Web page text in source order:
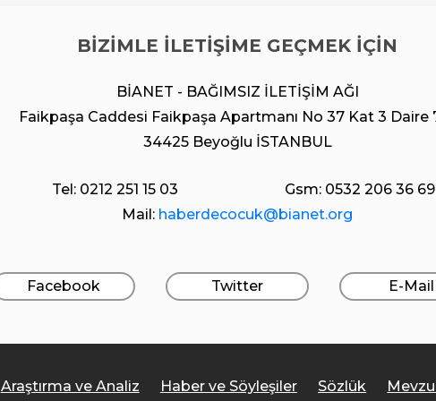
BİZİMLE İLETİŞİME GEÇMEK İÇİN
BİANET - BAĞIMSIZ İLETİŞİM AĞI
Faikpaşa Caddesi Faikpaşa Apartmanı No 37 Kat 3 Daire
34425 Beyoğlu İSTANBUL
Tel: 0212 251 15 03
Gsm: 0532 206 36 69
Mail: haberdecocuk@bianet.org
Facebook Twitter E-Mail
Araştırma ve Analiz Haber ve Söyleşiler Sözlük